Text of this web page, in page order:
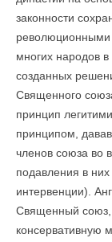
законности
революционными
многих народов в
созданных
Священного
принцип
принципом,
членов союза во
подавления в
интервенции).
Священный союз,
консервативную